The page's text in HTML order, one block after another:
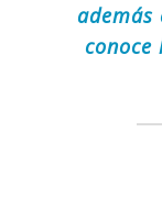
además
conoce